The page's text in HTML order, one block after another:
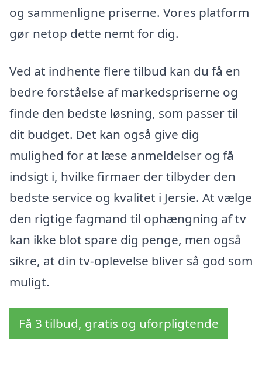
og sammenligne priserne. Vores platform
gør netop dette nemt for dig.
Ved at indhente flere tilbud kan du få en
bedre forståelse af markedspriserne og
finde den bedste løsning, som passer til
dit budget. Det kan også give dig
mulighed for at læse anmeldelser og få
indsigt i, hvilke firmaer der tilbyder den
bedste service og kvalitet i Jersie. At vælge
den rigtige fagmand til ophængning af tv
kan ikke blot spare dig penge, men også
sikre, at din tv-oplevelse bliver så god som
muligt.
Få 3 tilbud, gratis og uforpligtende